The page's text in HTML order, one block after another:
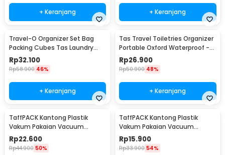
+ Keranjang + Keranjang
Travel-O Organizer Set Bag
Packing Cubes Tas Laundry
Multi Size 6 PCS - BIB-610
Rp32.100
Rp58.900 46%
+ Keranjang
Tas Travel Toiletries Organizer
Portable Oxford Waterproof -
F119
Rp26.900
Rp50.900 48%
+ Keranjang
TaffPACK Kantong Plastik
Vakum Pakaian Vacuum
Compression Bag 1 PCS L -
SN024
Rp22.600
Rp44.900 50%
TaffPACK Kantong Plastik
Vakum Pakaian Vacuum
Compression Bag 1 PCS
80x110cm - YK-1000
Rp15.900
Rp33.900 54%